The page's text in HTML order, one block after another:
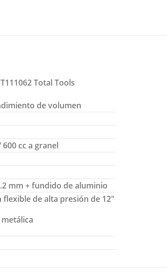
Total Tools
de volumen
cc a granel
mm + fundido de aluminio
de alta presión de 12″